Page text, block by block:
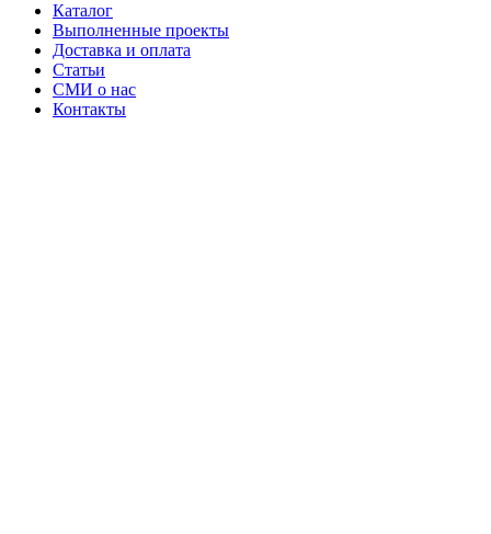
Каталог
Выполненные проекты
Доставка и оплата
Статьи
СМИ о нас
Контакты